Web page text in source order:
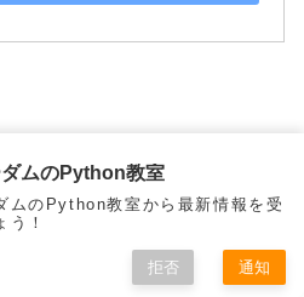
Facebook はてブ
コピー
トップ サイドバー
ムのPython教室
ムのPython教室から最新情報を受
う！
拒否 通知